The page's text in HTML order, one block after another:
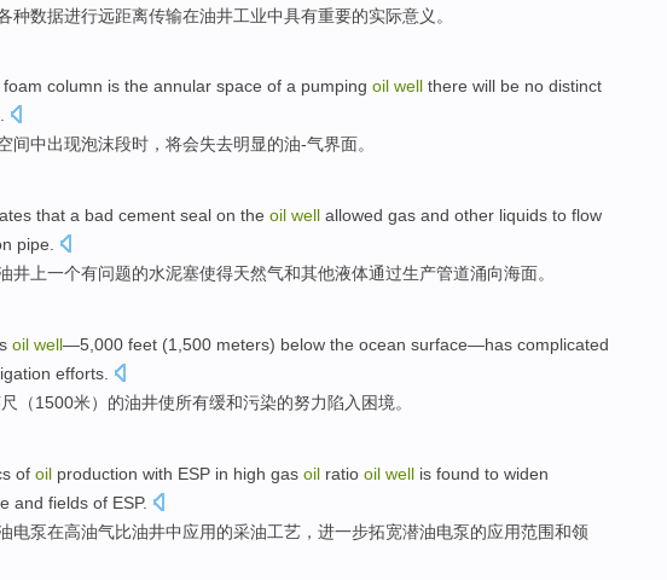
种数据进行远距离传输在油井工业中具有重要的实际意义。
foam column is the annular space of a pumping oil well there will be no distinct
.
间中出现泡沫段时， 将会失去明显的油-气界面。
that a bad cement seal on the oil well allowed gas and other liquids to flow
pipe
井 上一个有问题的水泥塞使得天然气和其他液体通过生产管道涌向海面。
oil well—5,000 feet (1,500 meters) below the ocean surface—has complicated
efforts
（1500米） 的油井使所有缓和污染的努力陷入困境。
of oil production with ESP in high gas oil ratio oil well is found to widen
and fields of ESP.
电泵在高油气比油井中应用的采油工艺 ， 进一步拓宽潜油电泵的应用范围和领